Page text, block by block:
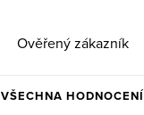
VŠECHNA HODNOCENÍ
Ověřený zákazník